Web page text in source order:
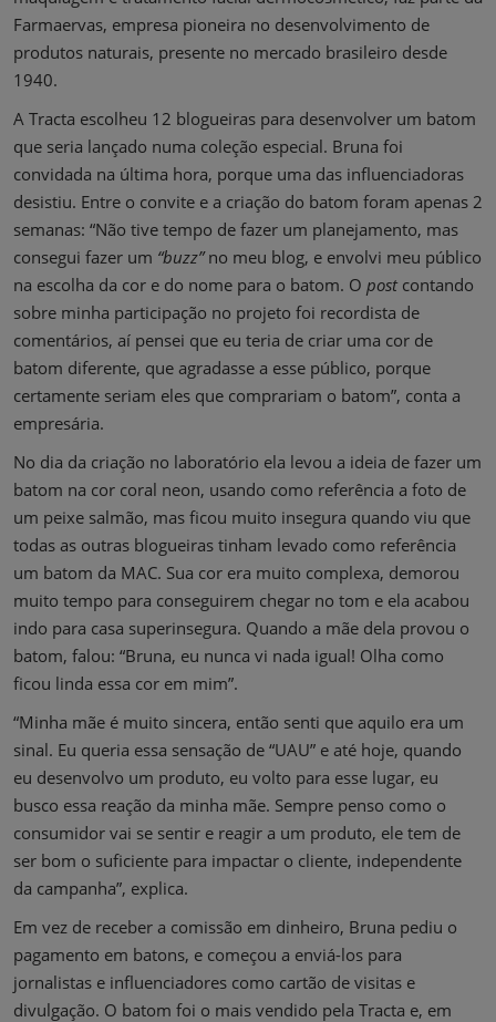
Farmaervas, empresa pioneira no desenvolvimento de
produtos naturais, presente no mercado brasileiro desde
1940.
A Tracta escolheu 12 blogueiras para desenvolver um batom
que seria lançado numa coleção especial. Bruna foi
convidada na última hora, porque uma das influenciadoras
desistiu. Entre o convite e a criação do batom foram apenas 2
semanas: “Não tive tempo de fazer um planejamento, mas
consegui fazer um “buzz”no meu blog, e envolvi meu público
na escolha da cor e do nome para o batom. O postcontando
sobre minha participação no projeto foi recordista de
comentários, aí pensei que eu teria de criar uma cor de
batom diferente, que agradasse a esse público, porque
certamente seriam eles que comprariam o batom”, conta a
empresária.
No dia da criação no laboratório ela levou a ideia de fazer um
batom na cor coral neon, usando como referência a foto de
um peixe salmão, mas ficou muito insegura quando viu que
todas as outras blogueiras tinham levado como referência
um batom da MAC. Sua cor era muito complexa, demorou
muito tempo para conseguirem chegar no tom e ela acabou
indo para casa superinsegura. Quando a mãe dela provou o
batom, falou: “Bruna, eu nunca vi nada igual! Olha como
ficou linda essa cor em mim”.
“Minha mãe é muito sincera, então senti que aquilo era um
sinal. Eu queria essa sensação de “UAU” e até hoje, quando
eu desenvolvo um produto, eu volto para esse lugar, eu
busco essa reação da minha mãe. Sempre penso como o
consumidor vai se sentir e reagir a um produto, ele tem de
ser bom o suficiente para impactar o cliente, independente
da campanha”, explica.
Em vez de receber a comissão em dinheiro, Bruna pediu o
pagamento em batons, e começou a enviá-los para
jornalistas e influenciadores como cartão de visitas e
divulgação. O batom foi o mais vendido pela Tracta e, em